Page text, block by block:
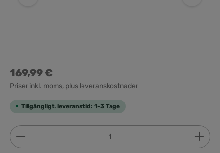
169,99 €
Priser inkl. moms, plus leveranskostnader
Tillgängligt, leveranstid: 1-3 Tage
Produktkvantitet: Ange önskat belopp eller